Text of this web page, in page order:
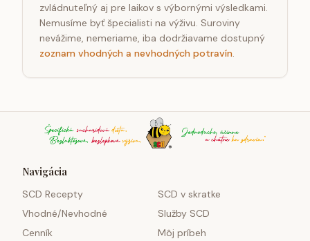
zvládnuteľný aj pre laikov s výbornými výsledkami.
Nemusíme byť špecialisti na výživu. Suroviny
nevážime, nemeriame, iba dodržiavame dostupný
zoznam vhodných a nevhodných potravín.
Navigácia
SCD Recepty
SCD v skratke
Vhodné/Nevhodné
Služby SCD
Cenník
Môj príbeh